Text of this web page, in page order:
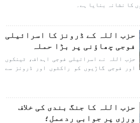
کا نشانہ بنایا ہے۔
حزب اللہ کے ڈرونز کا اسرائیلی
فوجی چھاؤنی پر بڑا حملہ
حزب اللہ نے اسرائیلی فوجی اہداف، ٹینکوں
اور فوجی گاڑیوں کو راکٹوں اور ڈرونز سے
حزب اللہ کا جنگ بندی کی خلاف
ورزی پر جوابی ردعمل؛